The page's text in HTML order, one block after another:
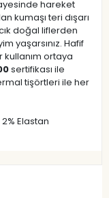
hareket
kumaşı teri dışarı
doğal liflerden
yaşarsınız. Hafif
kullanım ortaya
sertifikası ile
tişörtleri ile her
Elastan